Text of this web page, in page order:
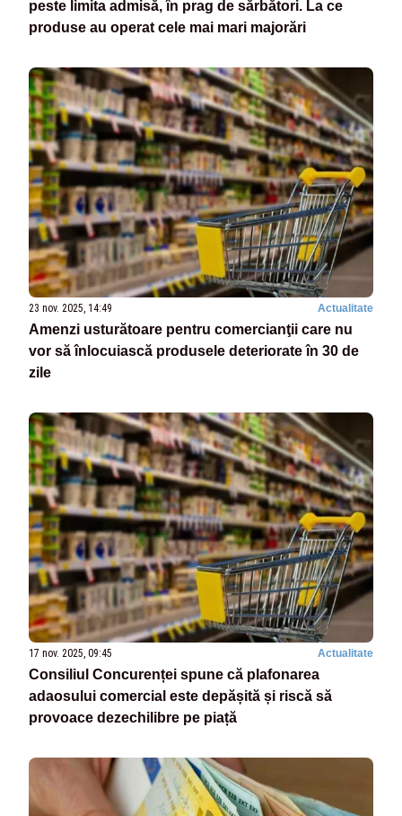
peste limita admisă, în prag de sărbători. La ce
produse au operat cele mai mari majorări
23 nov. 2025, 14:49 Actualitate
Amenzi usturătoare pentru comercianţii care nu
vor să înlocuiască produsele deteriorate în 30 de
zile
17 nov. 2025, 09:45 Actualitate
Consiliul Concurenței spune că plafonarea
adaosului comercial este depășită și riscă să
provoace dezechilibre pe piață